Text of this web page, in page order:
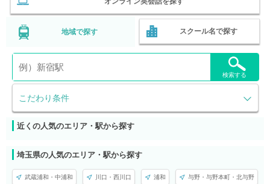
地域で探す スクール名で探す
こだわり条件
検索する
近くの人気のエリア・駅から探す
埼玉県の人気のエリア・駅から探す
武蔵浦和・中浦和 川口・西川口 浦和 与野・与野本町・北与野